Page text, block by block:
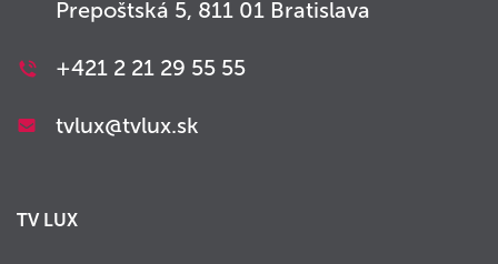
Prepoštská 5, 811 01 Bratislava
+421 2 21 29 55 55
tvlux@tvlux.sk
TV LUX